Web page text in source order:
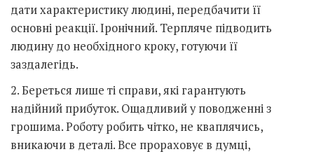
дати характеристику людині, передбачити її
основні реакції. Іронічний. Терпляче підводить
людину до необхідного кроку, готуючи її
заздалегідь.
2. Береться лише ті справи, які гарантують
надійний прибуток. Ощадливий у поводженні з
грошима. Роботу робить чітко, не кваплячись,
вникаючи в деталі. Все прораховує в думці,